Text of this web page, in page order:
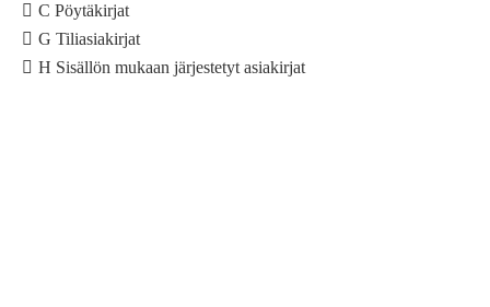
C Pöytäkirjat
G Tiliasiakirjat
H Sisällön mukaan järjestetyt asiakirjat